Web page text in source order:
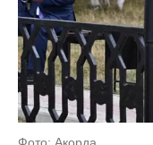
Фото: Ақорда